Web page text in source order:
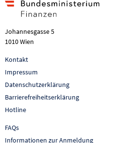
Johannesgasse 5
1010 Wien
Kontakt
Impressum
Datenschutzerklärung
Barrierefreiheitserklärung
Hotline
FAQs
Informationen zur Anmeldung